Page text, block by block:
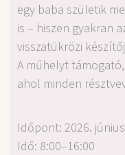
egy baba születik
is – hiszen gyakran
visszatükrözi
A műhelyt
ahol minden
Időpont: 2026.
Idő: 8:00–16:00